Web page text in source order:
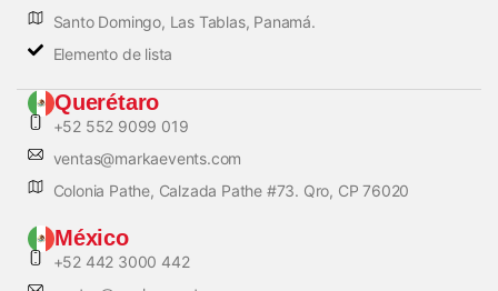
Santo Domingo, Las Tablas, Panamá.
Elemento de lista
Querétaro
+52 552 9099 019
ventas@markaevents.com
Colonia Pathe, Calzada Pathe #73. Qro, CP 76020
México
+52 442 3000 442